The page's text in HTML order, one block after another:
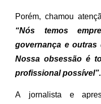
Porém, chamou
“Nós temos
governança e outras
Nossa obsessão é
profissional possível”.
A jornalista e